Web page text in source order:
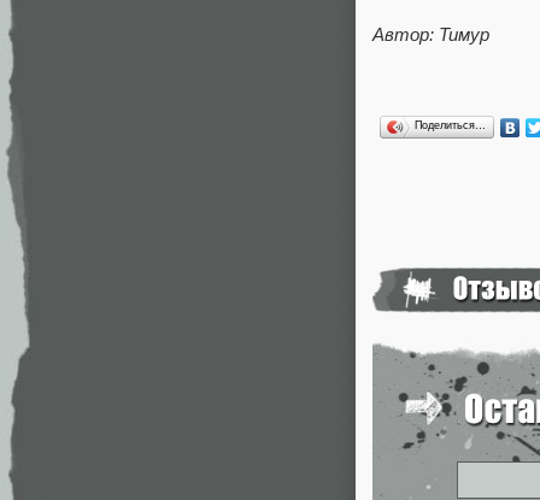
Автор: Тимур
Поделиться…